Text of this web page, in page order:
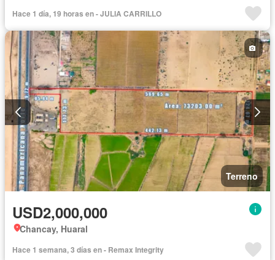
Hace 1 día, 19 horas en - JULIA CARRILLO
Terreno
USD2,000,000
Chancay, Huaral
Hace 1 semana, 3 días en - Remax Integrity